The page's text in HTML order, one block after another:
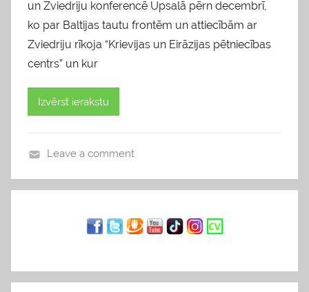
un Zviedriju konferencē Upsalā pērn decembrī,
ko par Baltijas tautu frontēm un attiecībām ar
Zviedriju rīkoja “Krievijas un Eirāzijas pētniecības
centrs” un kur
Izvērst ierakstu
l
Leave a comment